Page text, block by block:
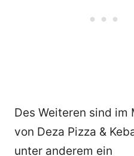
Des Weiteren sind im
von Deza Pizza &
unter anderem ein